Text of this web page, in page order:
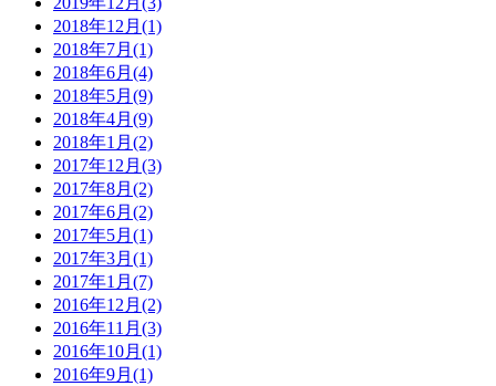
2018年12月(1)
2018年7月(1)
2018年6月(4)
2018年5月(9)
2018年4月(9)
2018年1月(2)
2017年12月(3)
2017年8月(2)
2017年6月(2)
2017年5月(1)
2017年3月(1)
2017年1月(7)
2016年12月(2)
2016年11月(3)
2016年10月(1)
2016年9月(1)